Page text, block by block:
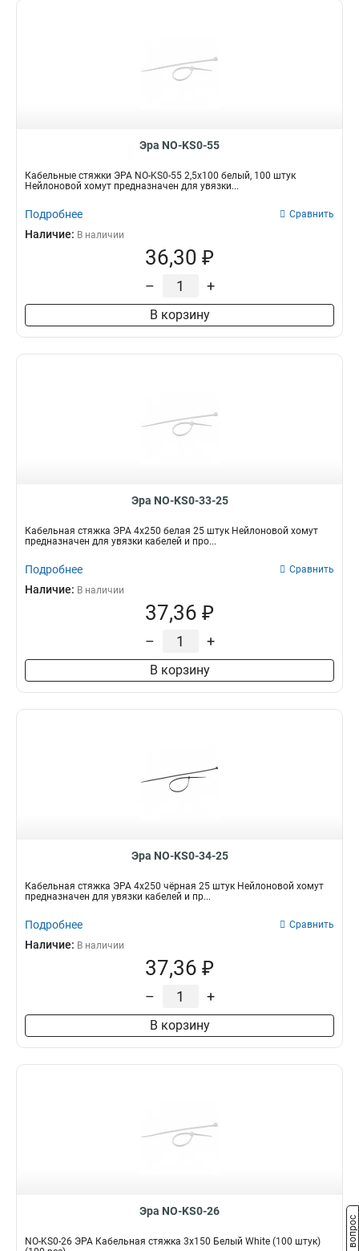
Эра NO-KS0-55
Кабельные стяжки ЭРА NO-KS0-55 2,5х100 белый, 100 штук
Нейлоновой хомут предназначен для увязки...
Подробнее Сравнить
Наличие: В наличии
36,30 ₽
– +
В корзину
Эра NO-KS0-33-25
Кабельная стяжка ЭРА 4x250 белая 25 штук Нейлоновой хомут
предназначен для увязки кабелей и про...
Подробнее Сравнить
Наличие: В наличии
37,36 ₽
– +
В корзину
Эра NO-KS0-34-25
Кабельная стяжка ЭРА 4x250 чёрная 25 штук Нейлоновой хомут
предназначен для увязки кабелей и пр...
Подробнее Сравнить
Наличие: В наличии
37,36 ₽
– +
В корзину
Эра NO-KS0-26
NO-KS0-26 ЭРА Кабельная стяжка 3х150 Белый White (100 штук)